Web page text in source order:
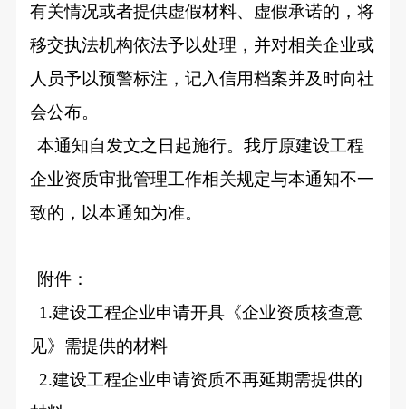
有关情况或者提供虚假材料、虚假承诺的，将
移交执法机构依法予以处理，并对相关企业或
人员予以预警标注，记入信用档案并及时向社
会公布。
本通知自发文之日起施行。我厅原建设工程
企业资质审批管理工作相关规定与本通知不一
致的，以本通知为准。
附件：
1.建设工程企业申请开具《企业资质核查意
见》需提供的材料
2.建设工程企业申请资质不再延期需提供的